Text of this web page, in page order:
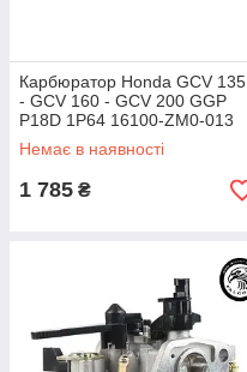
Карбюратор Honda GCV 135
- GCV 160 - GCV 200 GGP
P18D 1P64 16100-ZM0-013
16100-ZM0-804 HRB216
HRT216 0440009
Немає в наявності
1 785 ₴